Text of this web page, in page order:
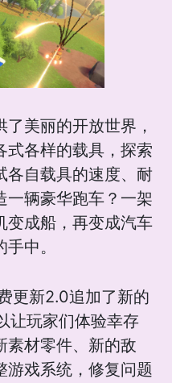
了美丽的开放世界，
式各样的载具，探索
各自载具的速度、耐
一辆豪华跑车？一架
变成船，再变成汽车
中。
更新2.0追加了新的
让玩家们体验幸存
素材零件、新的敌
游戏系统，修复问题